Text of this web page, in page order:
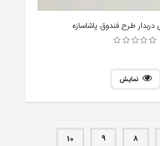
طرح فندوق پاشاسازه
نمایش
8
9
10